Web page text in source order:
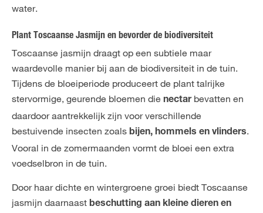
water.
Plant Toscaanse Jasmijn en bevorder de biodiversiteit
Toscaanse jasmijn draagt op een subtiele maar
waardevolle manier bij aan de biodiversiteit in de tuin.
Tijdens de bloeiperiode produceert de plant talrijke
stervormige, geurende bloemen die nectarbevatten en
daardoor aantrekkelijk zijn voor verschillende
bestuivende insecten zoals bijen, hommels en vlinders.
Vooral in de zomermaanden vormt de bloei een extra
voedselbron in de tuin.
Door haar dichte en wintergroene groei biedt Toscaanse
jasmijn daarnaast beschutting aan kleine dieren en